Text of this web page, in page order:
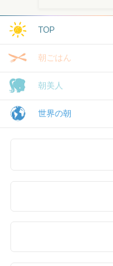
TOP
朝ごはん
朝美人
世界の朝